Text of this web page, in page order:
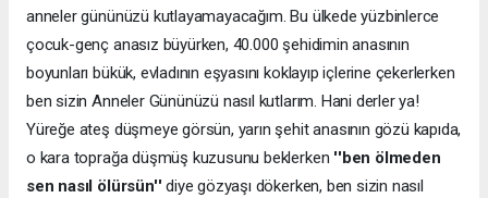
anneler gününüzü kutlayamayacağım. Bu ülkede yüzbinlerce
çocuk-genç anasız büyürken, 40.000 şehidimin anasının
boyunları bükük, evladının eşyasını koklayıp içlerine çekerlerken
ben sizin Anneler Gününüzü nasıl kutlarım. Hani derler ya!
Yüreğe ateş düşmeye görsün, yarın şehit anasının gözü kapıda,
o kara toprağa düşmüş kuzusunu beklerken ''ben ölmeden
sen nasıl ölürsün''diye gözyaşı dökerken, ben sizin nasıl